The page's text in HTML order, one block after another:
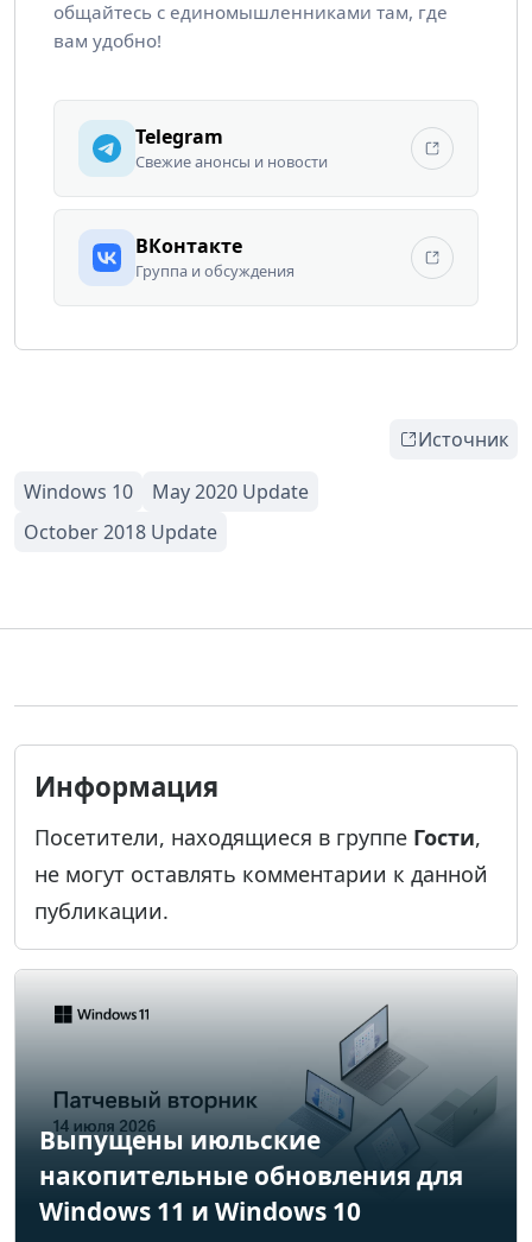
общайтесь с единомышленниками там, где
вам удобно!
Telegram
Свежие анонсы и новости
ВКонтакте
Группа и обсуждения
Источник
Информация
Посетители, находящиеся в группе Гости,
не могут оставлять комментарии к данной
публикации.
Выпущены июльские
накопительные обновления для
Windows 11 и Windows 10